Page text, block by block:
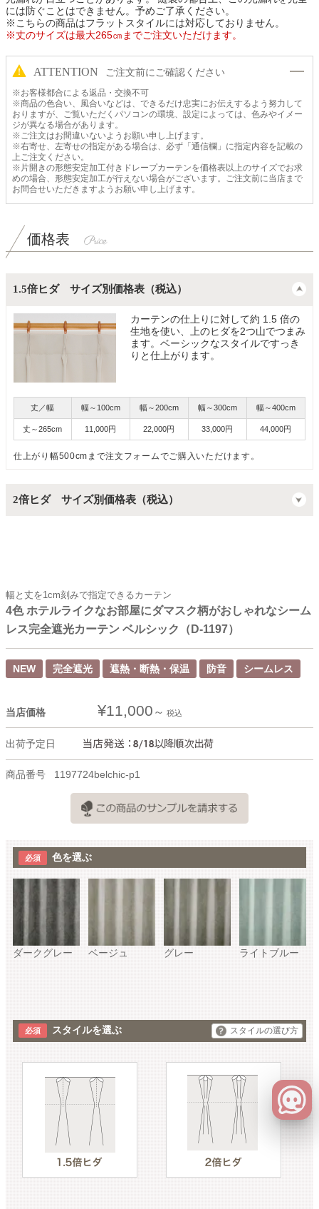
には防ぐことはできません。予めご了承ください。
※こちらの商品はフラットスタイルには対応しておりません。
※丈のサイズは最大265㎝までご注文いただけます。
ATTENTION ご注文前にご確認ください
※お客様都合による返品・交換不可
※商品の色合い、風合いなどは、できるだけ忠実にお伝えするよう努力して
おりますが、ご覧いただくパソコンの環境、設定によっては、色みやイメー
ジが異なる場合があります。
※ご注文はお間違いないようお願い申し上げます。
※右寄せ、左寄せの指定がある場合は、必ず「通信欄」に指定内容を記載の
上ご注文ください。
※片開きの形態安定加工付きドレープカーテンを価格表以上のサイズでお求
めの場合、形態安定加工が行えない場合がございます。ご注文前に当店まで
お問合せいただきますようお願い申し上げます。
価格表
1.5倍ヒダ サイズ別価格表（税込）
カーテンの仕上りに対して約 1.5 倍の
生地を使い、上のヒダを2つ山でつまみ
ます。ベーシックなスタイルですっき
りと仕上がります。
丈／幅
丈～265cm
幅～100cm
11,000円
幅～200cm
22,000円
幅～300cm
33,000円
幅～400cm
44,000円
仕上がり幅500cmまで注文フォームでご購入いただけます。
2倍ヒダ サイズ別価格表（税込）
幅と丈を1cm刻みで指定できるカーテン
4色 ホテルライクなお部屋にダマスク柄がおしゃれなシーム
レス完全遮光カーテン ベルシック（D-1197）
NEW 完全遮光 遮熱・断熱・保温 防音 シームレス
当店価格 ¥11,000 税込
出荷予定日
商品番号 1197724belchic-p1
色を選ぶ
ダークグレー ベージュ グレー ライトブルー
スタイルを選ぶ スタイルの選び方